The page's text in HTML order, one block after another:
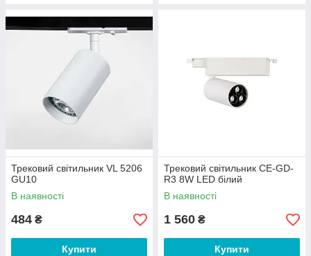
Трековий світильник VL 5206
GU10
В наявності
484 ₴
Купити
Трековий світильник CE-GD-
R3 8W LED білий
В наявності
1 560 ₴
Купити